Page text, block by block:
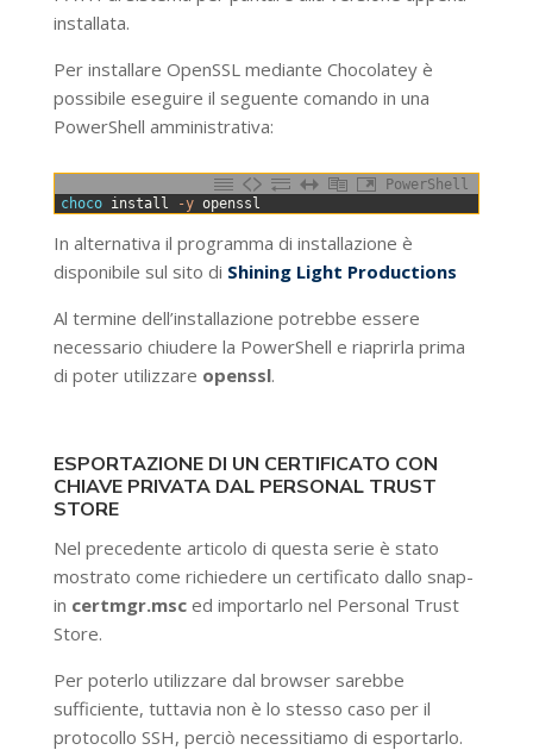
installata.
Per installare OpenSSL mediante Chocolatey è
possibile eseguire il seguente comando in una
PowerShell amministrativa:
PowerShell
choco install -y openssl
In alternativa il programma di installazione è
disponibile sul sito di Shining Light Productions
Al termine dell’installazione potrebbe essere
necessario chiudere la PowerShell e riaprirla prima
di poter utilizzare openssl.
ESPORTAZIONE DI UN CERTIFICATO CON
CHIAVE PRIVATA DAL PERSONAL TRUST
STORE
Nel precedente articolo di questa serie è stato
mostrato come richiedere un certificato dallo snap-
in certmgr.msced importarlo nel Personal Trust
Store.
Per poterlo utilizzare dal browser sarebbe
sufficiente, tuttavia non è lo stesso caso per il
protocollo SSH, perciò necessitiamo di esportarlo.